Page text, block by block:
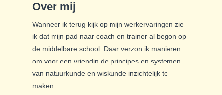
Over mij
Wanneer ik terug kijk op mijn werkervaringen zie
ik dat mijn pad naar coach en trainer al begon op
de middelbare school. Daar verzon ik manieren
om voor een vriendin de principes en systemen
van natuurkunde en wiskunde inzichtelijk te
maken.